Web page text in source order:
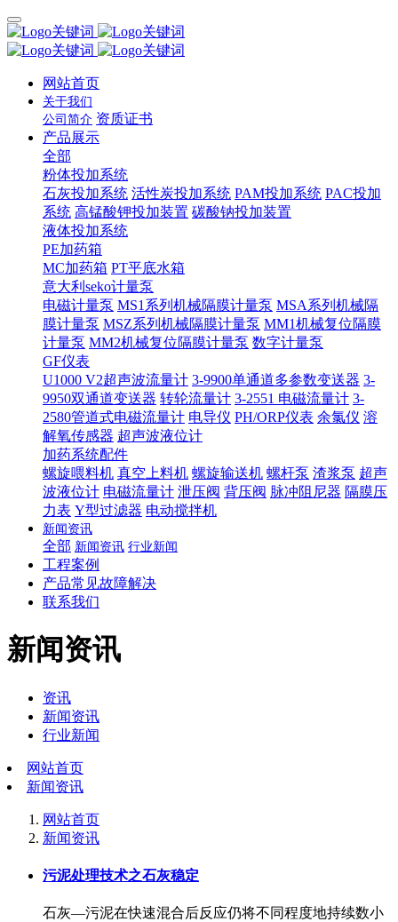
网站首页
关于我们
公司简介 资质证书
产品展示
全部
粉体投加系统
石灰投加系统 活性炭投加系统 PAM投加系统 PAC投加
系统 高锰酸钾投加装置 碳酸钠投加装置
液体投加系统
PE加药箱
MC加药箱 PT平底水箱
意大利seko计量泵
电磁计量泵 MS1系列机械隔膜计量泵 MSA系列机械隔
膜计量泵 MSZ系列机械隔膜计量泵 MM1机械复位隔膜
计量泵 MM2机械复位隔膜计量泵 数字计量泵
GF仪表
U1000 V2超声波流量计 3-9900单通道多参数变送器 3-
9950双通道变送器 转轮流量计 3-2551 电磁流量计 3-
2580管道式电磁流量计 电导仪 PH/ORP仪表 余氯仪 溶
解氧传感器 超声波液位计
加药系统配件
螺旋喂料机 真空上料机 螺旋输送机 螺杆泵 渣浆泵 超声
波液位计 电磁流量计 泄压阀 背压阀 脉冲阻尼器 隔膜压
力表 Y型过滤器 电动搅拌机
新闻资讯
全部 新闻资讯 行业新闻
工程案例
产品常见故障解决
联系我们
新闻资讯
资讯
新闻资讯
行业新闻
网站首页
新闻资讯
网站首页
新闻资讯
污泥处理技术之石灰稳定
石灰—污泥在快速混合后反应仍将不同程度地持续数小